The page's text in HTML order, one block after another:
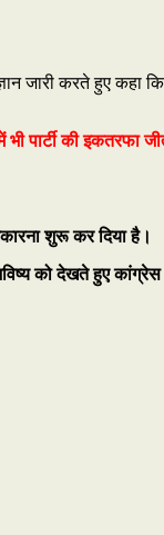
जारी करते हुए कहा कि
पार्टी की इकतरफा
शुरू कर दिया है।
को देखते हुए कांग्रेस